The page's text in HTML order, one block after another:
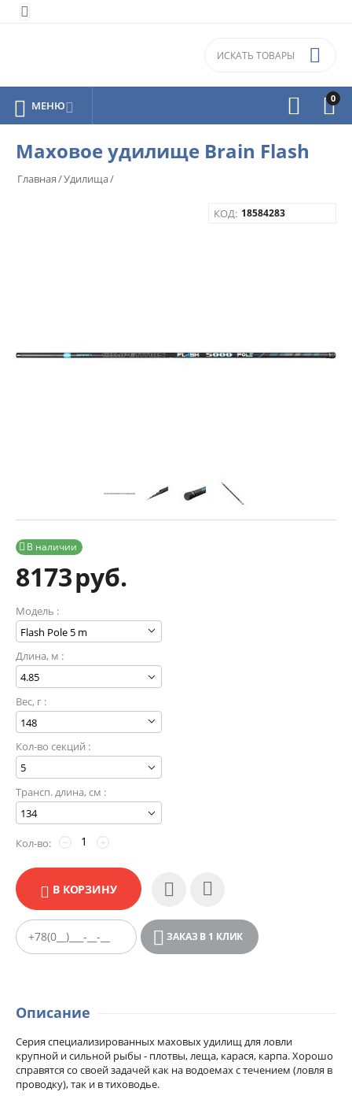

0



 МЕНЮ
Маховое удилище Brain Flash
Главная/Удилища/
КОД: 18584283
В наличии

8173руб.
Модель :
Длина, м :
Вес, г :
Кол-во секций :
Трансп. длина, см :
Кол-во: +
−
В КОРЗИНУ
ЗАКАЗ В 1 КЛИК
Описание
Серия специализированных маховых удилищ для ловли
крупной и сильной рыбы - плотвы, леща, карася, карпа. Хорошо
справятся со своей задачей как на водоемах с течением (ловля в
проводку), так и в тиховодье.